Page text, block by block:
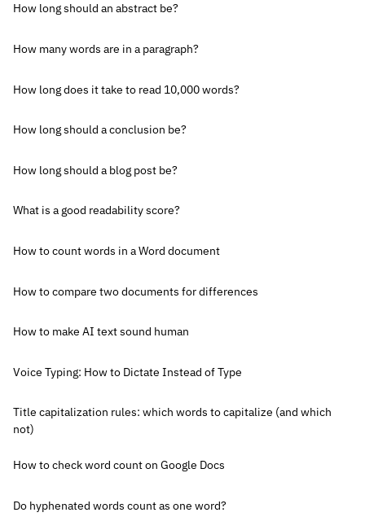
How long should an abstract be?
How many words are in a paragraph?
How long does it take to read 10,000 words?
How long should a conclusion be?
How long should a blog post be?
What is a good readability score?
How to count words in a Word document
How to compare two documents for differences
How to make AI text sound human
Voice Typing: How to Dictate Instead of Type
Title capitalization rules: which words to capitalize (and which
not)
How to check word count on Google Docs
Do hyphenated words count as one word?